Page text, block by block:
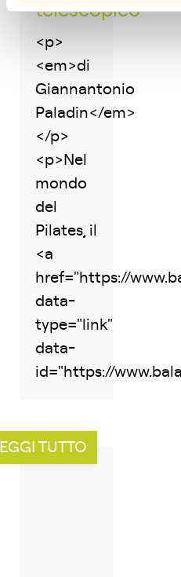
telescopico
<p>
<em>di
Giannantonio
Paladin</em>
</p>
<p>Nel
mondo
del
Pilates, il
<a
href="https://
data-
type="link"
data-
id="https://
TUTTO